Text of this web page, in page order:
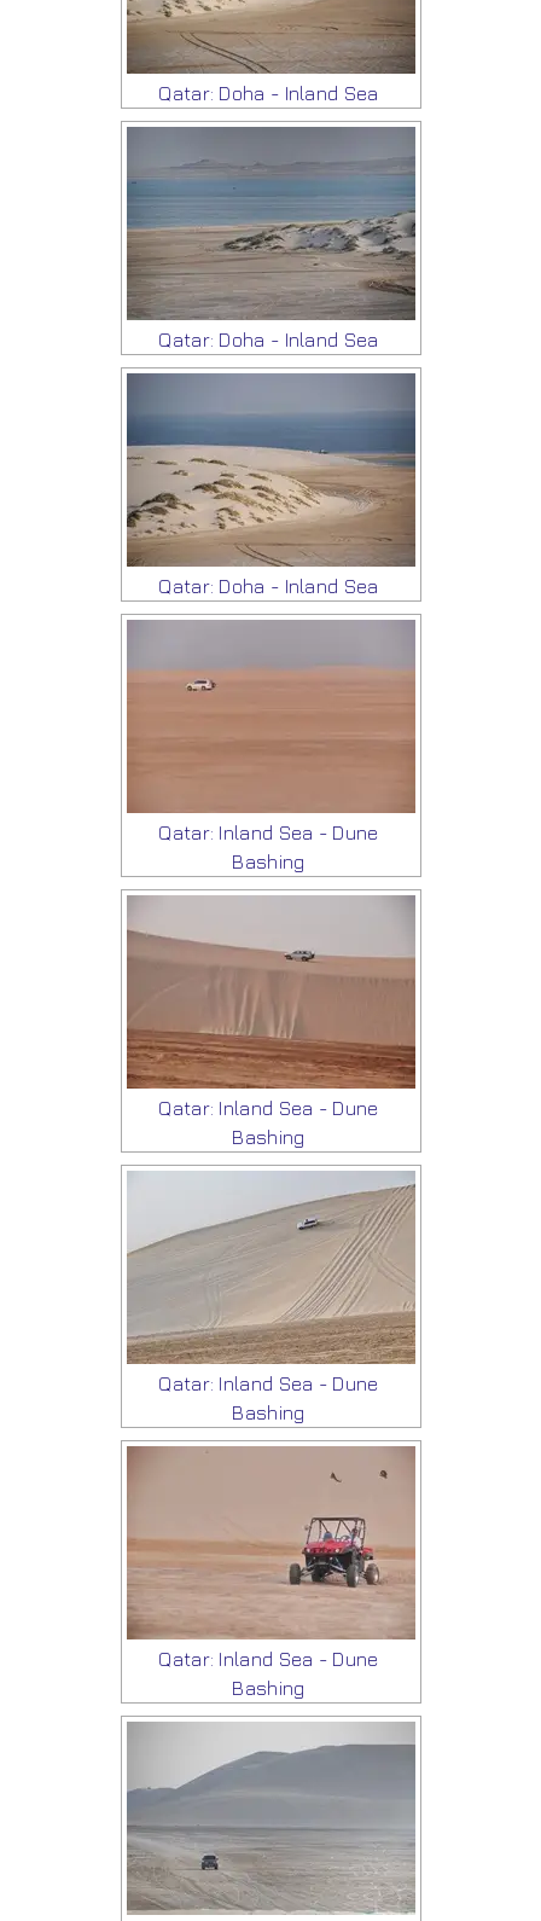
Qatar: Doha - Inland Sea
Qatar: Doha - Inland Sea
Qatar: Doha - Inland Sea
Qatar: Inland Sea - Dune
Bashing
Qatar: Inland Sea - Dune
Bashing
Qatar: Inland Sea - Dune
Bashing
Qatar: Inland Sea - Dune
Bashing